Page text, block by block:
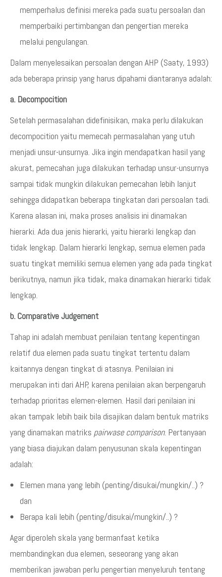
memperhalus definisi mereka pada suatu persoalan dan
memperbaiki pertimbangan dan pengertian mereka
melalui pengulangan.
Dalam menyelesaikan persoalan dengan AHP (Saaty, 1993)
ada beberapa prinsip yang harus dipahami diantaranya adalah:
a. Decompocition
Setelah permasalahan didefinisikan, maka perlu dilakukan
decompocition yaitu memecah permasalahan yang utuh
menjadi unsur-unsurnya. Jika ingin mendapatkan hasil yang
akurat, pemecahan juga dilakukan terhadap unsur-unsurnya
sampai tidak mungkin dilakukan pemecahan lebih lanjut
sehingga didapatkan beberapa tingkatan dari persoalan tadi.
Karena alasan ini, maka proses analisis ini dinamakan
hierarki. Ada dua jenis hierarki, yaitu hierarki lengkap dan
tidak lengkap. Dalam hierarki lengkap, semua elemen pada
suatu tingkat memiliki semua elemen yang ada pada tingkat
berikutnya, namun jika tidak, maka dinamakan hierarki tidak
lengkap.
b. Comparative Judgement
Tahap ini adalah membuat penilaian tentang kepentingan
relatif dua elemen pada suatu tingkat tertentu dalam
kaitannya dengan tingkat di atasnya. Penilaian ini
merupakan inti dari AHP, karena penilaian akan berpengaruh
terhadap prioritas elemen-elemen. Hasil dari penilaian ini
akan tampak lebih baik bila disajikan dalam bentuk matriks
yang dinamakan matriks pairwase comparison. Pertanyaan
yang biasa diajukan dalam penyusunan skala kepentingan
adalah:
Elemen mana yang lebih (penting/disukai/mungkin/..) ?
dan
Berapa kali lebih (penting/disukai/mungkin/..) ?
Agar diperoleh skala yang bermanfaat ketika
membandingkan dua elemen, seseorang yang akan
memberikan jawaban perlu pengertian menyeluruh tentang